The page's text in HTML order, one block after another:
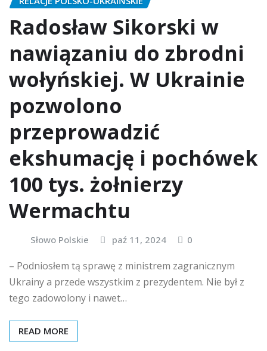
Radosław Sikorski w
nawiązaniu do zbrodni
wołyńskiej. W Ukrainie
pozwolono
przeprowadzić
ekshumację i pochówek
100 tys. żołnierzy
Wermachtu
Słowo Polskie paź 11, 2024 0
– Podniosłem tą sprawę z ministrem zagranicznym
Ukrainy a przede wszystkim z prezydentem. Nie był z
tego zadowolony i nawet…
READ MORE